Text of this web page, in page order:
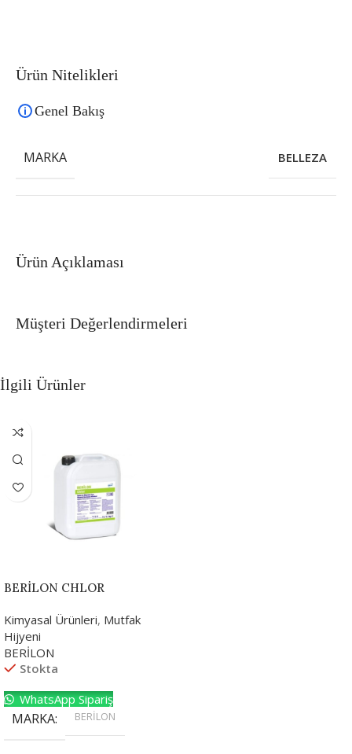
Ürün Açıklaması
Ürün Nitelikleri
Genel Bakış
MARKA BELLEZA
Müşteri Değerlendirmeleri
İlgili Ürünler
BERİLON CHLOR
Kimyasal Ürünleri, Mutfak
Hijyeni
BERİLON
Stokta
WhatsApp Sipariş
MARKA BERİLON